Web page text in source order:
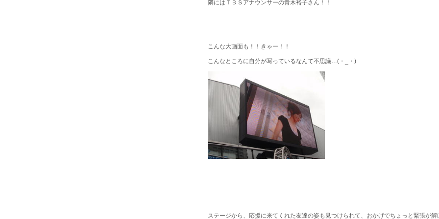
隣にはＴＢＳアナウンサーの青木裕子さん！！
こんな大画面も！！きゃー！！
こんなところに自分が写っているなんて不思議…(・_・)
ステージから、応援に来てくれた友達の姿も見つけられて、おかげでちょっと緊張が解